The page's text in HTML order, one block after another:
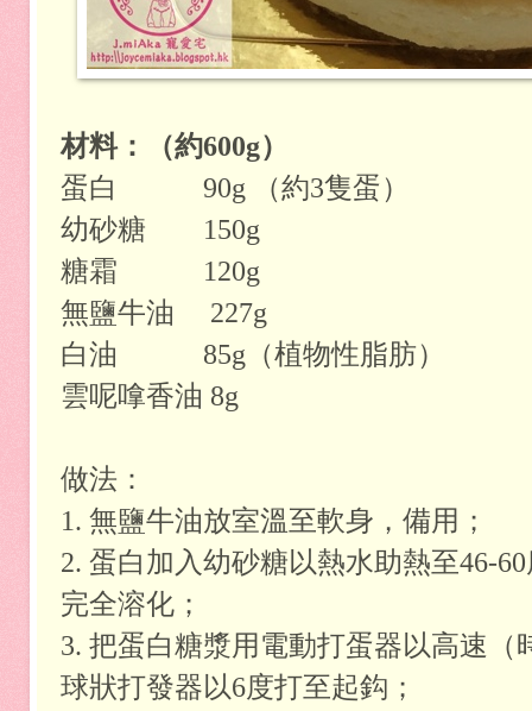
材料：（約600g）
蛋白 90g （約3隻蛋）
幼砂糖 150g
糖霜 120g
無鹽牛油 227g
白油 85g（植物性脂肪）
雲呢嗱香油 8g
做法：
1. 無鹽牛油放室溫至軟身，備用；
2. 蛋白加入幼砂糖以熱水助熱至46-
完全溶化；
3. 把蛋白糖漿用電動打蛋器以高速（
球狀打發器以6度打至起鈎；